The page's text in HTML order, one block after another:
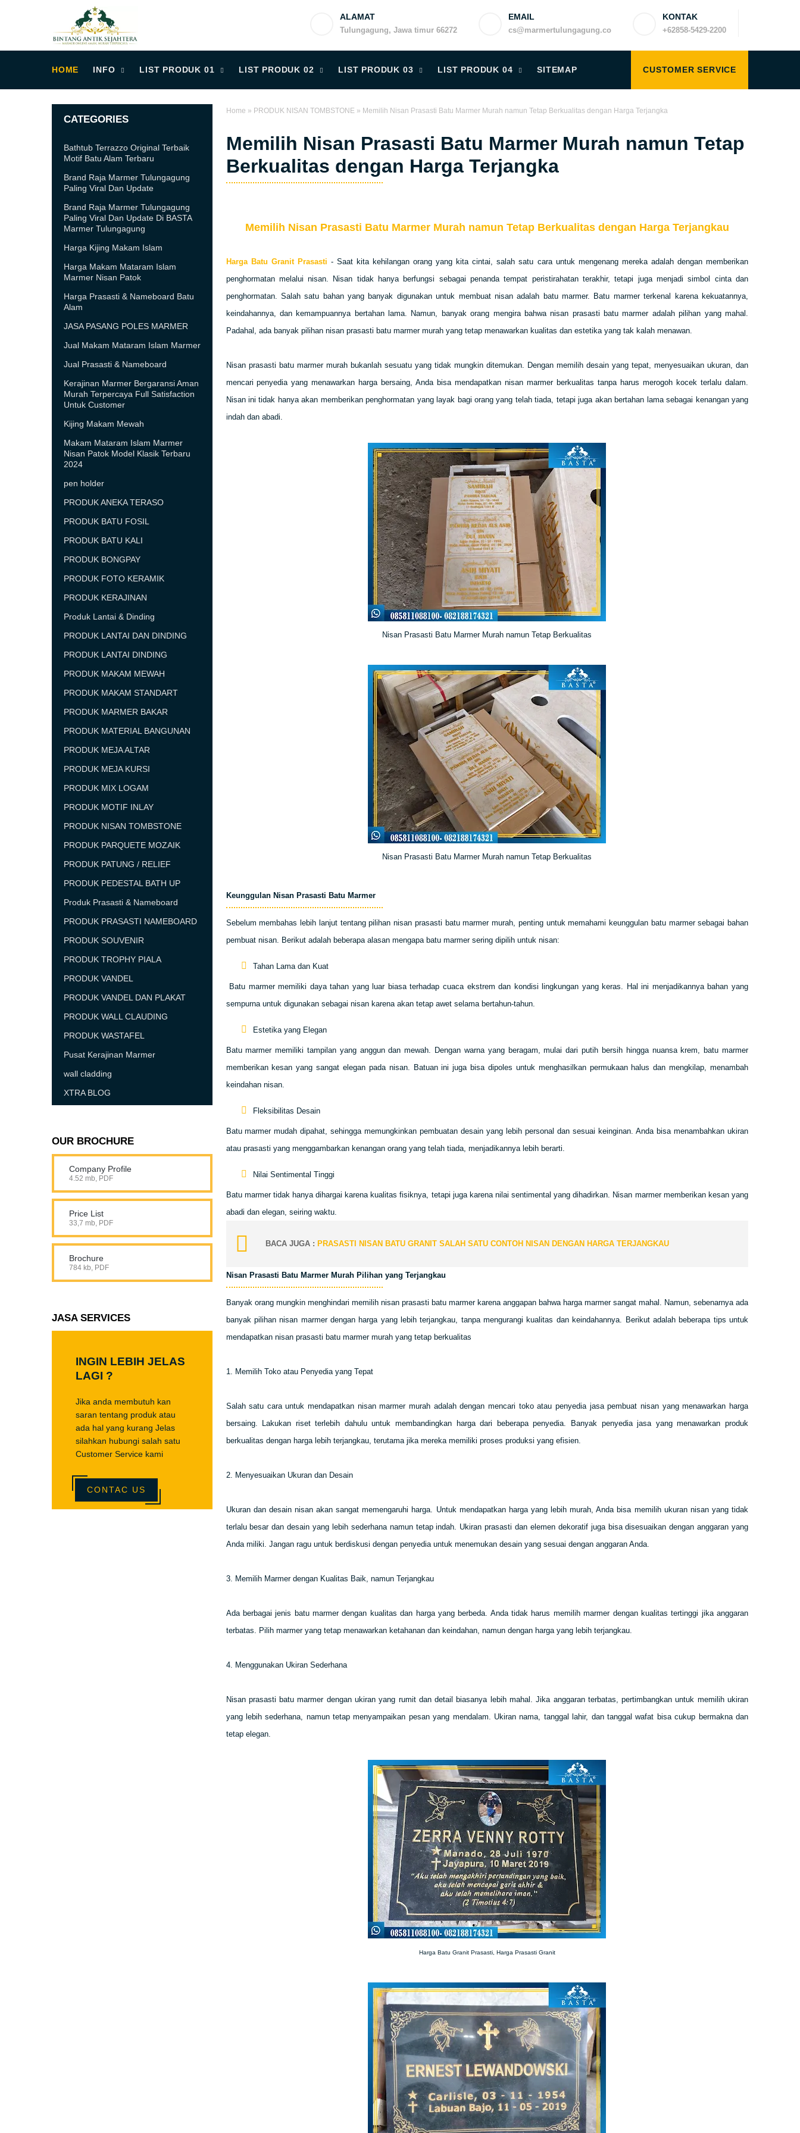
ALAMAT
Tulungagung, Jawa timur 66272
EMAIL
cs@marmertulungagung.co
KONTAK
+62858-5429-2200
HOME INFO LIST PRODUK 01 LIST PRODUK 02 LIST PRODUK 03 LIST PRODUK 04 SITEMAP CUSTOMER SERVICE
Home » PRODUK NISAN TOMBSTONE» Memilih Nisan Prasasti Batu Marmer Murah namun Tetap Berkualitas dengan Harga Terjangka
Memilih Nisan Prasasti Batu Marmer Murah namun Tetap
Berkualitas dengan Harga Terjangka
Memilih Nisan Prasasti Batu Marmer Murah namun Tetap Berkualitas dengan Harga Terjangkau
Harga Batu Granit Prasasti - Saat kita kehilangan orang yang kita cintai, salah satu cara untuk mengenang mereka adalah dengan memberikan
penghormatan melalui nisan. Nisan tidak hanya berfungsi sebagai penanda tempat peristirahatan terakhir, tetapi juga menjadi simbol cinta dan
penghormatan. Salah satu bahan yang banyak digunakan untuk membuat nisan adalah batu marmer. Batu marmer terkenal karena kekuatannya,
keindahannya, dan kemampuannya bertahan lama. Namun, banyak orang mengira bahwa nisan prasasti batu marmer adalah pilihan yang mahal.
Padahal, ada banyak pilihan nisan prasasti batu marmer murah yang tetap menawarkan kualitas dan estetika yang tak kalah menawan.
Nisan prasasti batu marmer murah bukanlah sesuatu yang tidak mungkin ditemukan. Dengan memilih desain yang tepat, menyesuaikan ukuran, dan
mencari penyedia yang menawarkan harga bersaing, Anda bisa mendapatkan nisan marmer berkualitas tanpa harus merogoh kocek terlalu dalam.
Nisan ini tidak hanya akan memberikan penghormatan yang layak bagi orang yang telah tiada, tetapi juga akan bertahan lama sebagai kenangan yang
indah dan abadi.
Nisan Prasasti Batu Marmer Murah namun Tetap Berkualitas
Nisan Prasasti Batu Marmer Murah namun Tetap Berkualitas
Keunggulan Nisan Prasasti Batu Marmer
Sebelum membahas lebih lanjut tentang pilihan nisan prasasti batu marmer murah, penting untuk memahami keunggulan batu marmer sebagai bahan
pembuat nisan. Berikut adalah beberapa alasan mengapa batu marmer sering dipilih untuk nisan:
Tahan Lama dan Kuat
Batu marmer memiliki daya tahan yang luar biasa terhadap cuaca ekstrem dan kondisi lingkungan yang keras. Hal ini menjadikannya bahan yang
sempurna untuk digunakan sebagai nisan karena akan tetap awet selama bertahun-tahun.
Estetika yang Elegan
Batu marmer memiliki tampilan yang anggun dan mewah. Dengan warna yang beragam, mulai dari putih bersih hingga nuansa krem, batu marmer
memberikan kesan yang sangat elegan pada nisan. Batuan ini juga bisa dipoles untuk menghasilkan permukaan halus dan mengkilap, menambah
keindahan nisan.
Fleksibilitas Desain
Batu marmer mudah dipahat, sehingga memungkinkan pembuatan desain yang lebih personal dan sesuai keinginan. Anda bisa menambahkan ukiran
atau prasasti yang menggambarkan kenangan orang yang telah tiada, menjadikannya lebih berarti.
Nilai Sentimental Tinggi
Batu marmer tidak hanya dihargai karena kualitas fisiknya, tetapi juga karena nilai sentimental yang dihadirkan. Nisan marmer memberikan kesan yang
abadi dan elegan, seiring waktu.
BACA JUGA : PRASASTI NISAN BATU GRANIT SALAH SATU CONTOH NISAN DENGAN HARGA TERJANGKAU
Nisan Prasasti Batu Marmer Murah Pilihan yang Terjangkau
Banyak orang mungkin menghindari memilih nisan prasasti batu marmer karena anggapan bahwa harga marmer sangat mahal. Namun, sebenarnya ada
banyak pilihan nisan marmer dengan harga yang lebih terjangkau, tanpa mengurangi kualitas dan keindahannya. Berikut adalah beberapa tips untuk
mendapatkan nisan prasasti batu marmer murah yang tetap berkualitas
1. Memilih Toko atau Penyedia yang Tepat
Salah satu cara untuk mendapatkan nisan marmer murah adalah dengan mencari toko atau penyedia jasa pembuat nisan yang menawarkan harga
bersaing. Lakukan riset terlebih dahulu untuk membandingkan harga dari beberapa penyedia. Banyak penyedia jasa yang menawarkan produk
berkualitas dengan harga lebih terjangkau, terutama jika mereka memiliki proses produksi yang efisien.
2. Menyesuaikan Ukuran dan Desain
Ukuran dan desain nisan akan sangat memengaruhi harga. Untuk mendapatkan harga yang lebih murah, Anda bisa memilih ukuran nisan yang tidak
terlalu besar dan desain yang lebih sederhana namun tetap indah. Ukiran prasasti dan elemen dekoratif juga bisa disesuaikan dengan anggaran yang
Anda miliki. Jangan ragu untuk berdiskusi dengan penyedia untuk menemukan desain yang sesuai dengan anggaran Anda.
3. Memilih Marmer dengan Kualitas Baik, namun Terjangkau
Ada berbagai jenis batu marmer dengan kualitas dan harga yang berbeda. Anda tidak harus memilih marmer dengan kualitas tertinggi jika anggaran
terbatas. Pilih marmer yang tetap menawarkan ketahanan dan keindahan, namun dengan harga yang lebih terjangkau.
4. Menggunakan Ukiran Sederhana
Nisan prasasti batu marmer dengan ukiran yang rumit dan detail biasanya lebih mahal. Jika anggaran terbatas, pertimbangkan untuk memilih ukiran
yang lebih sederhana, namun tetap menyampaikan pesan yang mendalam. Ukiran nama, tanggal lahir, dan tanggal wafat bisa cukup bermakna dan
tetap elegan.
Harga Batu Granit Prasasti, Harga Prasasti Granit
CATEGORIES
Bathtub Terrazzo Original Terbaik
Motif Batu Alam Terbaru
Brand Raja Marmer Tulungagung
Paling Viral Dan Update
Brand Raja Marmer Tulungagung
Paling Viral Dan Update Di BASTA
Marmer Tulungagung
Harga Kijing Makam Islam
Harga Makam Mataram Islam
Marmer Nisan Patok
Harga Prasasti & Nameboard Batu
Alam
JASA PASANG POLES MARMER
Jual Makam Mataram Islam Marmer
Jual Prasasti & Nameboard
Kerajinan Marmer Bergaransi Aman
Murah Terpercaya Full Satisfaction
Untuk Customer
Kijing Makam Mewah
Makam Mataram Islam Marmer
Nisan Patok Model Klasik Terbaru
2024
pen holder
PRODUK ANEKA TERASO
PRODUK BATU FOSIL
PRODUK BATU KALI
PRODUK BONGPAY
PRODUK FOTO KERAMIK
PRODUK KERAJINAN
Produk Lantai & Dinding
PRODUK LANTAI DAN DINDING
PRODUK LANTAI DINDING
PRODUK MAKAM MEWAH
PRODUK MAKAM STANDART
PRODUK MARMER BAKAR
PRODUK MATERIAL BANGUNAN
PRODUK MEJA ALTAR
PRODUK MEJA KURSI
PRODUK MIX LOGAM
PRODUK MOTIF INLAY
PRODUK NISAN TOMBSTONE
PRODUK PARQUETE MOZAIK
PRODUK PATUNG / RELIEF
PRODUK PEDESTAL BATH UP
Produk Prasasti & Nameboard
PRODUK PRASASTI NAMEBOARD
PRODUK SOUVENIR
PRODUK TROPHY PIALA
PRODUK VANDEL
PRODUK VANDEL DAN PLAKAT
PRODUK WALL CLAUDING
PRODUK WASTAFEL
Pusat Kerajinan Marmer
wall cladding
XTRA BLOG
OUR BROCHURE
Company Profile
4.52 mb, PDF
Price List
33,7 mb, PDF
Brochure
784 kb, PDF
JASA SERVICES
INGIN LEBIH JELAS
LAGI ?
Jika anda membutuh kan
saran tentang produk atau
ada hal yang kurang Jelas
silahkan hubungi salah satu
Customer Service kami
CONTAC US